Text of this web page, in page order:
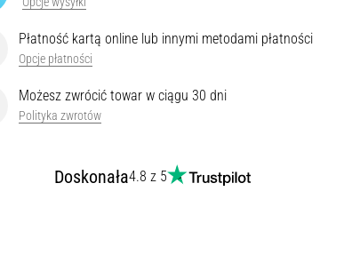
Płatność kartą online lub innymi metodami płatności
Opcje płatności
Możesz zwrócić towar w ciągu 30 dni
Polityka zwrotów
Doskonała4.8 z 5